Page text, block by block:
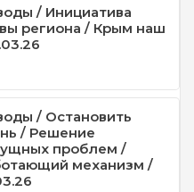
/ Инициатива
региона / Крым наш
/ Остановить
/ Решение
проблем /
механизм /